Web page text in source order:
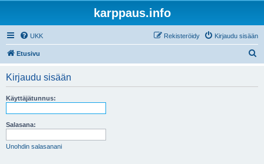
karppaus.info
UKK Kirjaudu sisään
Rekisteröidy
Etusivu
Kirjaudu sisään
Käyttäjätunnus:
Salasana:
Unohdin salasanani